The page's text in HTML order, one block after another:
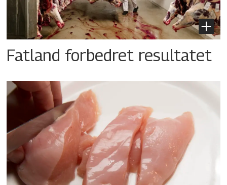
Fatland forbedret resultatet